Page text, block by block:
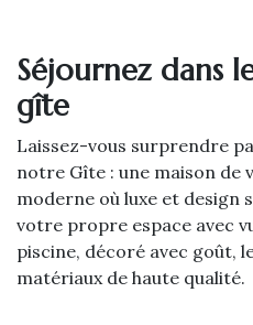
Séjournez dans
gîte
Laissez-vous surprendre
notre Gîte : une maison de
moderne où luxe et design
votre propre espace avec
piscine, décoré avec goût,
matériaux de haute qualité.